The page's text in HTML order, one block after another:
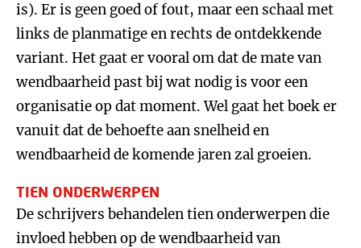
is). Er is geen goed of fout, maar een schaal met
links de planmatige en rechts de ontdekkende
variant. Het gaat er vooral om dat de mate van
wendbaarheid past bij wat nodig is voor een
organisatie op dat moment. Wel gaat het boek er
vanuit dat de behoefte aan snelheid en
wendbaarheid de komende jaren zal groeien.
TIEN ONDERWERPEN
De schrijvers behandelen tien onderwerpen die
invloed hebben op de wendbaarheid van